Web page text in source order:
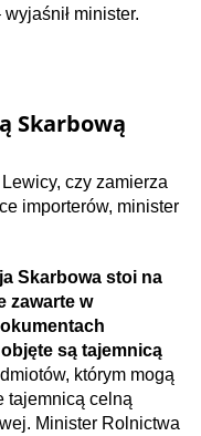
minister.
Skarbową
czy zamierza
importerów, minister
Skarbowa stoi na
zawarte w
są tajemnicą
którym mogą
tajemnicą celną
Minister Rolnictwa